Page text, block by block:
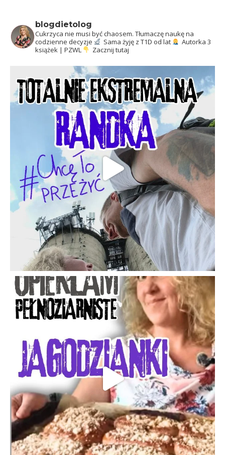
blogdietolog
Cukrzyca nie musi być chaosem. Tłumaczę naukę na
codzienne decyzje
Sama żyję z T1D od lat
Autorka 3
książek | PZWL
Zacznij tutaj